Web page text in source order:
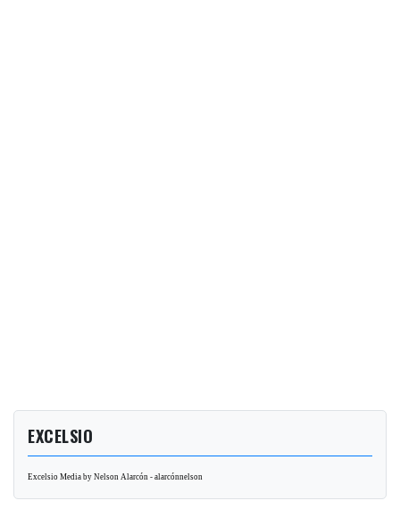
EXCELSIO
Excelsio Media by Nelson Alarcón - alarcónnelson